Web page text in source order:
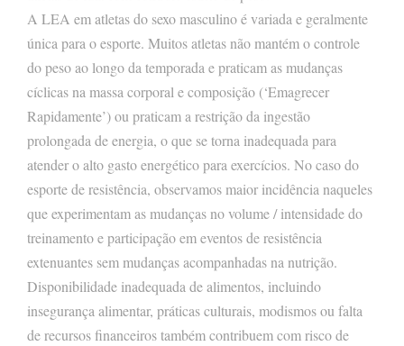
A LEA em atletas do sexo masculino é variada e geralmente
única para o esporte. Muitos atletas não mantém o controle
do peso ao longo da temporada e praticam as mudanças
cíclicas na massa corporal e composição (‘Emagrecer
Rapidamente’) ou praticam a restrição da ingestão
prolongada de energia, o que se torna inadequada para
atender o alto gasto energético para exercícios. No caso do
esporte de resistência, observamos maior incidência naqueles
que experimentam as mudanças no volume / intensidade do
treinamento e participação em eventos de resistência
extenuantes sem mudanças acompanhadas na nutrição.
Disponibilidade inadequada de alimentos, incluindo
insegurança alimentar, práticas culturais, modismos ou falta
de recursos financeiros também contribuem com risco de